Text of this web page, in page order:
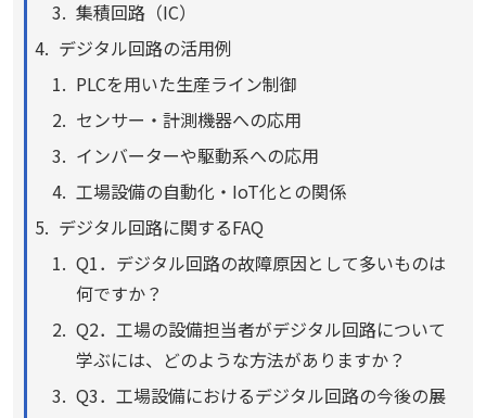
集積回路（IC）
デジタル回路の活用例
PLCを用いた生産ライン制御
センサー・計測機器への応用
インバーターや駆動系への応用
工場設備の自動化・IoT化との関係
デジタル回路に関するFAQ
Q1．デジタル回路の故障原因として多いものは
何ですか？
Q2．工場の設備担当者がデジタル回路について
学ぶには、どのような方法がありますか？
Q3．工場設備におけるデジタル回路の今後の展